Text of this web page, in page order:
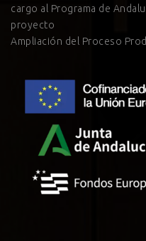
cargo al Programa de
proyecto
Ampliación del Proceso